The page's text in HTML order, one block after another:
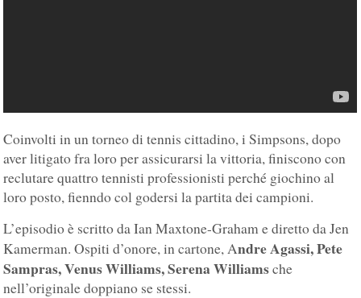
Coinvolti in un torneo di tennis cittadino, i Simpsons, dopo
aver litigato fra loro per assicurarsi la vittoria, finiscono con
reclutare quattro tennisti professionisti perché giochino al
loro posto, fienndo col godersi la partita dei campioni.
L’episodio è scritto da Ian Maxtone-Graham e diretto da Jen
Kamerman. Ospiti d’onore, in cartone, Andre Agassi, Pete
Sampras, Venus Williams, Serena Williamsche
nell’originale doppiano se stessi.